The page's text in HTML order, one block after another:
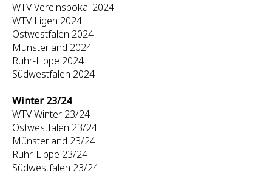
WTV Vereinspokal 2024
WTV Ligen 2024
Ostwestfalen 2024
Münsterland 2024
Ruhr-Lippe 2024
Südwestfalen 2024
Winter 23/24
WTV Winter 23/24
Ostwestfalen 23/24
Münsterland 23/24
Ruhr-Lippe 23/24
Südwestfalen 23/24